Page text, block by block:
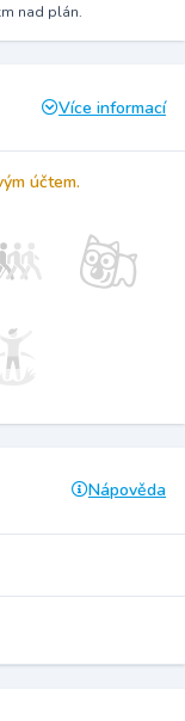
nad plán.
Více informací
účtem.
Nápověda